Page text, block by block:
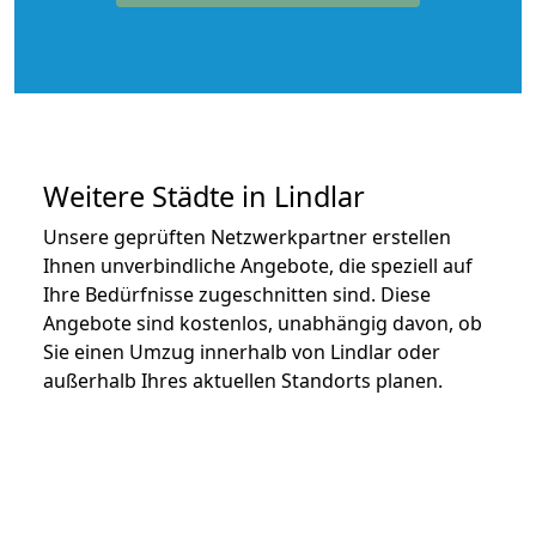
Weitere Städte in Lindlar
Unsere geprüften Netzwerkpartner erstellen
Ihnen unverbindliche Angebote, die speziell auf
Ihre Bedürfnisse zugeschnitten sind. Diese
Angebote sind kostenlos, unabhängig davon, ob
Sie einen Umzug innerhalb von Lindlar oder
außerhalb Ihres aktuellen Standorts planen.